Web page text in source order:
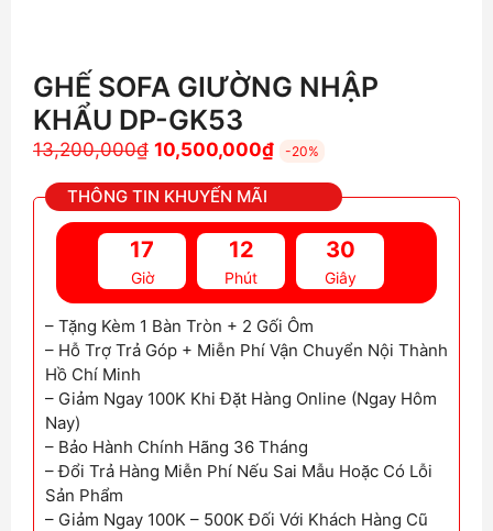
GHẾ SOFA GIƯỜNG NHẬP
KHẨU DP-GK53
13,200,000₫ Giá
là:
13,200,000₫.
10,500,000₫Giá
là:
10,500,000₫.
-20%
THÔNG TIN KHUYẾN MÃI
17
Giờ
12
Phút
29
Giây
– Tặng Kèm 1 Bàn Tròn + 2 Gối Ôm
– Hỗ Trợ Trả Góp + Miễn Phí Vận Chuyển Nội Thành
Hồ Chí Minh
– Giảm Ngay 100K Khi Đặt Hàng Online (Ngay Hôm
Nay)
– Bảo Hành Chính Hãng 36 Tháng
– Đổi Trả Hàng Miễn Phí Nếu Sai Mẫu Hoặc Có Lỗi
Sản Phẩm
– Giảm Ngay 100K – 500K Đối Với Khách Hàng Cũ